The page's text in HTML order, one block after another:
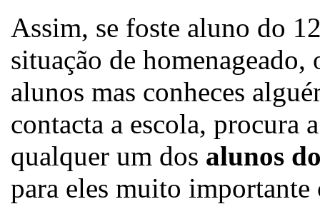
Assim, se foste aluno do
situação de homenageado,
alunos mas conheces
contacta a escola, procura
qualquer um dos alunos
para eles muito